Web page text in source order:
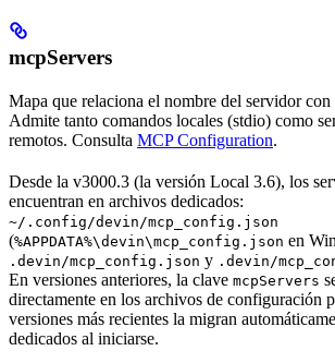
mcpServers
Mapa que relaciona el nombre del servidor
Admite tanto comandos locales (stdio) como
remotos. Consulta MCP Configuration.
Desde la v3000.3 (la versión Local 3.6), los
encuentran en archivos dedicados:
~/.config/devin/mcp_config.json
(%APPDATA%\devin\mcp_config.json en
.devin/mcp_config.json y .devin/
En versiones anteriores, la clave mcpServers
directamente en los archivos de configuración
versiones más recientes la migran
dedicados al iniciarse.